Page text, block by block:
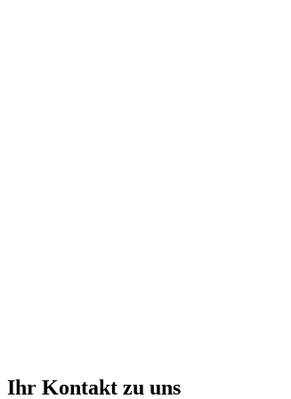
Ihr Kontakt zu uns